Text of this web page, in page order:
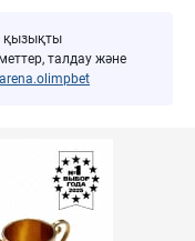
қызықты
талдау және
arena.olimpbet